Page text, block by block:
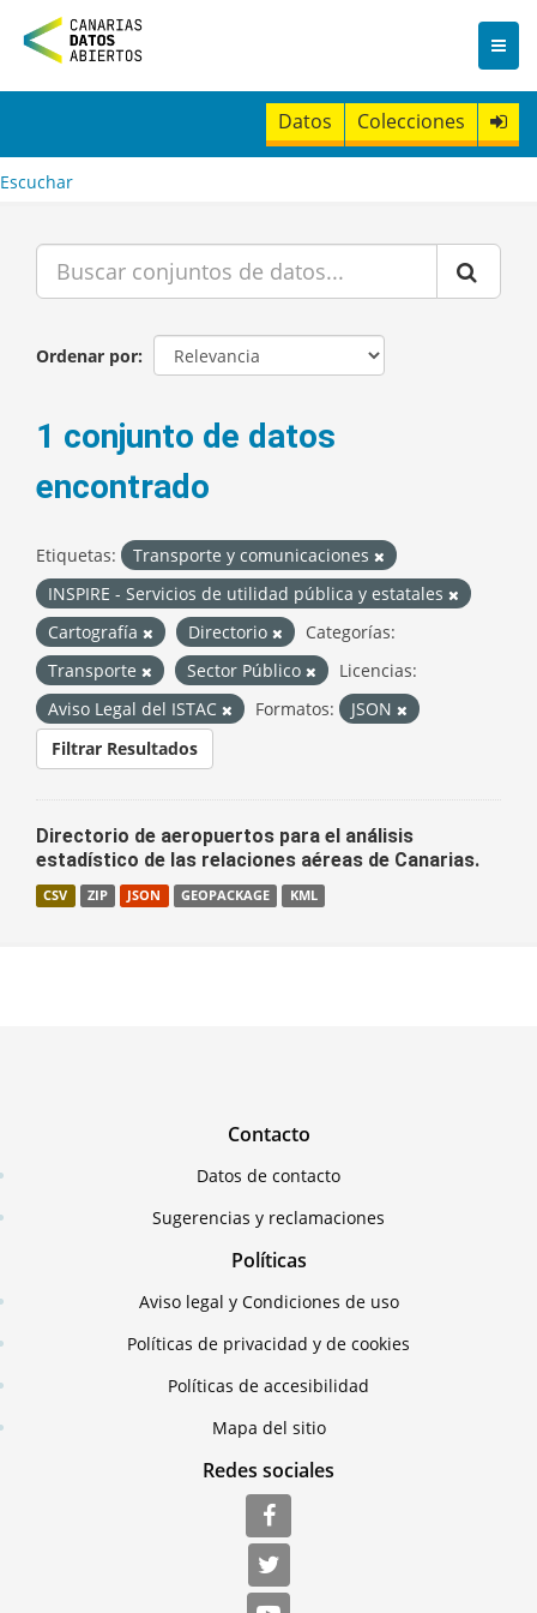
n
t
Datos Colecciones
Escuchar
Ordenar por
1 conjunto de datos
encontrado
Etiquetas:
Transporte y comunicaciones
INSPIRE - Servicios de utilidad pública y estatales
Cartografía
Directorio
Categorías:
Transporte
Sector Público
Licencias:
Aviso Legal del ISTAC
Formatos:
JSON
Filtrar Resultados
Directorio de aeropuertos para el análisis
estadístico de las relaciones aéreas de Canarias.
CSV ZIP JSON GEOPACKAGE KML
Contacto
Datos de contacto
Sugerencias y reclamaciones
Políticas
Aviso legal y Condiciones de uso
Políticas de privacidad y de cookies
Políticas de accesibilidad
Mapa del sitio
Redes sociales